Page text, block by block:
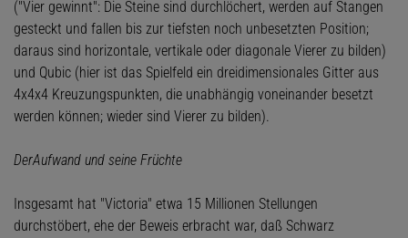
("Vier gewinnt": Die Steine sind durchlöchert, werden auf Stangen
gesteckt und fallen bis zur tiefsten noch unbesetzten Position;
daraus sind horizontale, vertikale oder diagonale Vierer zu bilden)
und Qubic (hier ist das Spielfeld ein dreidimensionales Gitter aus
4x4x4 Kreuzungspunkten, die unabhängig voneinander besetzt
werden können; wieder sind Vierer zu bilden).
DerAufwand und seine Früchte
Insgesamt hat "Victoria" etwa 15 Millionen Stellungen
durchstöbert, ehe der Beweis erbracht war, daß Schwarz